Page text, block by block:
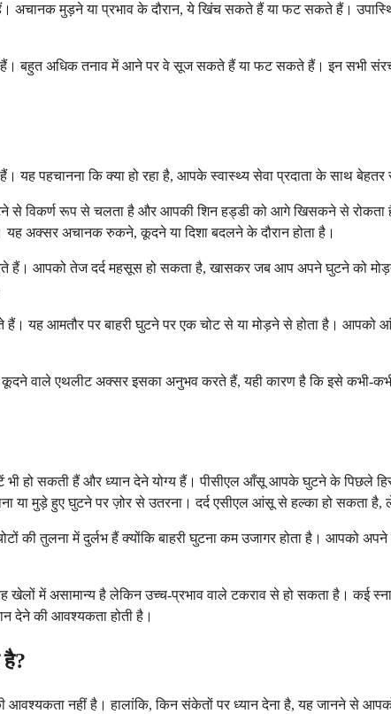
अचानक मुड़ने या प्रभाव के दौरान, ये खिंच सकते हैं या फट सकते हैं।
हैं। बहुत अधिक तनाव में आने पर वे सूज सकते हैं या फट सकते हैं। इन सभी
यह पहचानना कि क्या हो रहा है, आपके स्वास्थ्य सेवा प्रदाता के साथ
से विकर्ण रूप से चलता है और आपकी शिन हड्डी को आगे खिसकने से
अक्सर अचानक रुकने, कूदने या दिशा बदलने के दौरान होता है।
आपको तेज दर्द महसूस हो सकता है, खासकर जब आप अपने घुटने को
यह आमतौर पर बाहरी घुटने पर एक चोट से या मोड़ने से होता है।
वाले एथलीट अक्सर इसका अनुभव करते हैं, यही कारण है कि इसे कभी-कभी
हो सकती हैं और ध्यान देने योग्य हैं। पीसीएल आँसू आपके घुटने के पिछले
या मुड़े हुए घुटने पर ज़ोर से उतरना। दर्द एसीएल आंसू से हल्का हो
की तुलना में दुर्लभ हैं क्योंकि बाहरी घुटना कम उजागर होता है। आपको
खेलों में असामान्य है लेकिन उच्च-प्रभाव वाले टकराव से हो सकता है। कई
देने की आवश्यकता होती है।
नहीं है। हालांकि, किन संकेतों पर ध्यान देना है, यह जानने से